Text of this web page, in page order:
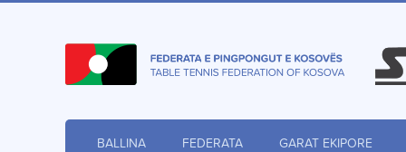
BALLINA FEDERATA GARAT EKIPORE